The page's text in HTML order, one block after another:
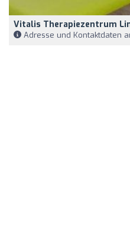
Vitalis Therapiezentrum
Adresse und Kontaktdaten